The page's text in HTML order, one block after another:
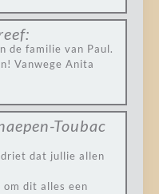
de familie van Paul.
Vanwege Anita
Toubac
dat jullie allen
dit alles een